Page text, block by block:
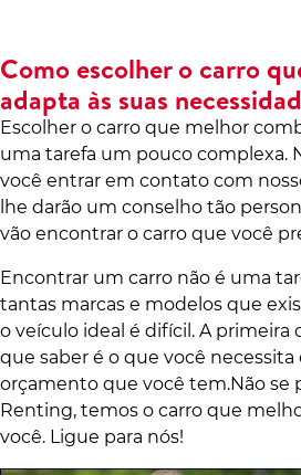
Como escolher o carro
adapta às suas
Escolher o carro que melhor
uma tarefa um pouco complexa.
você entrar em contato com
lhe darão um conselho tão
vão encontrar o carro que você
Encontrar um carro não é uma
tantas marcas e modelos que
o veículo ideal é difícil. A primeira
que saber é o que você necessita
orçamento que você tem.Não se
Renting, temos o carro que
você. Ligue para nós!